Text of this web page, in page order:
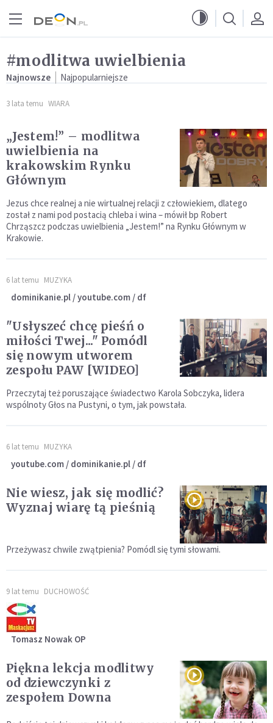
#modlitwa uwielbienia
Najnowsze Najpopularniejsze
3 lata temu WIARA
„Jestem!” – modlitwa
uwielbienia na
krakowskim Rynku
Głównym
Jezus chce realnej a nie wirtualnej relacji z człowiekiem, dlatego
został z nami pod postacią chleba i wina – mówił bp Robert
Chrząszcz podczas uwielbienia „Jestem!” na Rynku Głównym w
Krakowie.
6 lat temu MUZYKA
dominikanie.pl / youtube.com / df
"Usłyszeć chcę pieśń o
miłości Twej..." Pomódl
się nowym utworem
zespołu PAW [WIDEO]
Przeczytaj też poruszające świadectwo Karola Sobczyka, lidera
wspólnoty Głos na Pustyni, o tym, jak powstała.
6 lat temu MUZYKA
youtube.com / dominikanie.pl / df
Nie wiesz, jak się modlić?
Wyznaj wiarę tą pieśnią
Przeżywasz chwile zwątpienia? Pomódl się tymi słowami.
9 lat temu DUCHOWOŚĆ
Tomasz Nowak OP
Piękna lekcja modlitwy
od dziewczynki z
zespołem Downa